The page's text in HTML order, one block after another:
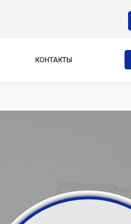
КОНТАКТЫ